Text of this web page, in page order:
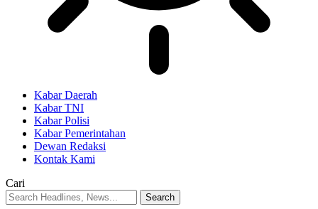
Kabar Daerah
Kabar TNI
Kabar Polisi
Kabar Pemerintahan
Dewan Redaksi
Kontak Kami
Cari